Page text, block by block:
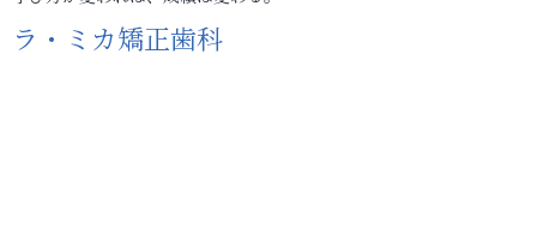
ラ・ミカ矯正歯科